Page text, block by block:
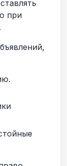
при